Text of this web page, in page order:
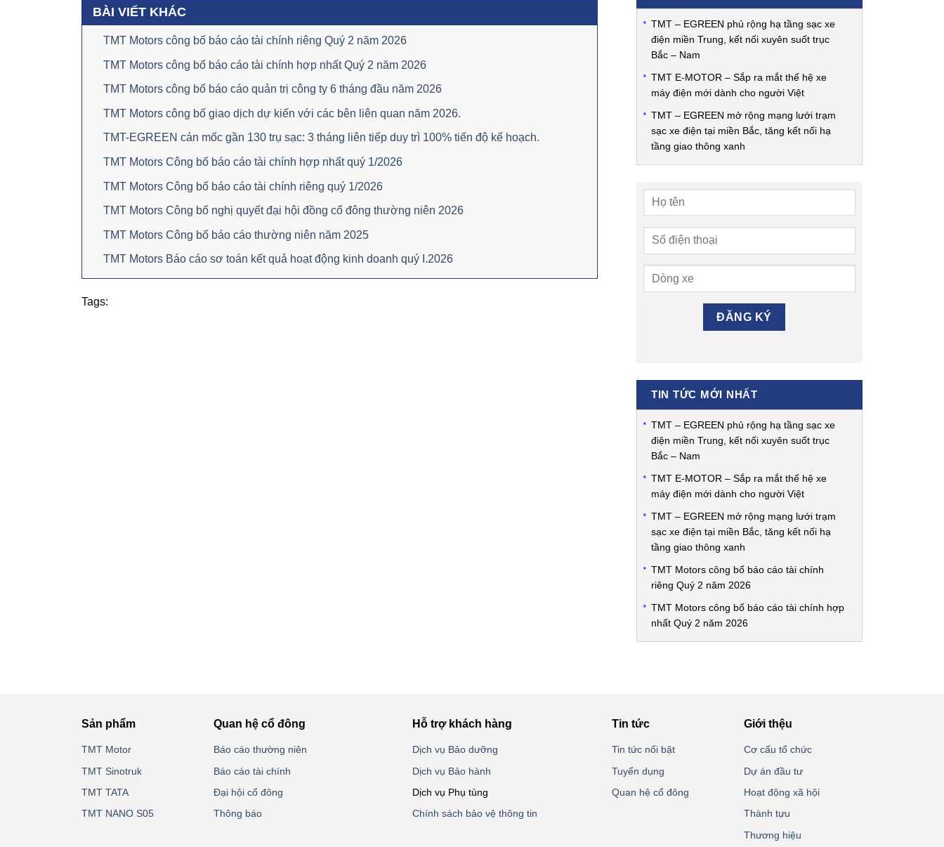
BÀI VIẾT KHÁC
TMT Motors công bố báo cáo tài chính riêng Quý 2 năm 2026
TMT Motors công bố báo cáo tài chính hợp nhất Quý 2 năm 2026
TMT Motors công bố báo cáo quản trị công ty 6 tháng đầu năm 2026
TMT Motors công bố giao dịch dự kiến với các bên liên quan năm 2026.
TMT-EGREEN cán mốc gần 130 trụ sạc: 3 tháng liên tiếp duy trì 100% tiến độ kế hoạch.
TMT Motors Công bố báo cáo tài chính hợp nhất quý 1/2026
TMT Motors Công bố báo cáo tài chính riêng quý 1/2026
TMT Motors Công bố nghị quyết đại hội đồng cổ đông thường niên 2026
TMT Motors Công bố báo cáo thường niên năm 2025
TMT Motors Báo cáo sơ toán kết quả hoạt động kinh doanh quý I.2026
Tags:
TMT – EGREEN phủ rộng hạ tầng sạc xe
điện miền Trung, kết nối xuyên suốt trục
Bắc – Nam
TMT E-MOTOR – Sắp ra mắt thế hệ xe
máy điện mới dành cho người Việt
TMT – EGREEN mở rộng mạng lưới trạm
sạc xe điện tại miền Bắc, tăng kết nối hạ
tầng giao thông xanh
TIN TỨC MỚI NHẤT
TMT – EGREEN phủ rộng hạ tầng sạc xe
điện miền Trung, kết nối xuyên suốt trục
Bắc – Nam
TMT E-MOTOR – Sắp ra mắt thế hệ xe
máy điện mới dành cho người Việt
TMT – EGREEN mở rộng mạng lưới trạm
sạc xe điện tại miền Bắc, tăng kết nối hạ
tầng giao thông xanh
TMT Motors công bố báo cáo tài chính
riêng Quý 2 năm 2026
TMT Motors công bố báo cáo tài chính hợp
nhất Quý 2 năm 2026
Sản phẩm
TMT Motor
TMT Sinotruk
TMT TATA
TMT NANO S05
Quan hệ cổ đông
Báo cáo thường niên
Báo cáo tài chính
Đại hội cổ đông
Thông báo
Hỗ trợ khách hàng
Dịch vụ Bảo dưỡng
Dịch vụ Bảo hành
Dịch vụ Phụ tùng
Chính sách bảo vệ thông tin
Tin tức
Tin tức nổi bật
Tuyển dụng
Quan hệ cổ đông
Giới thệu
Cơ cấu tổ chức
Dự án đầu tư
Hoạt động xã hội
Thành tựu
Thương hiệu